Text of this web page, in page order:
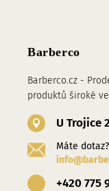
Barberco
Barberco.cz -
produktů široké
U Trojice
Máte
+420 775